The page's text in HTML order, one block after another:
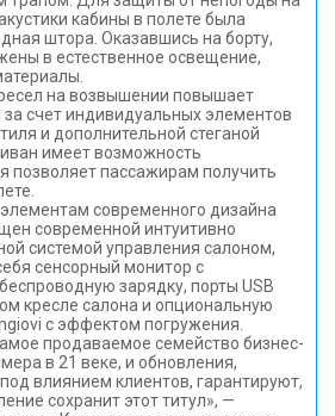
кабины в полете была
штора. Оказавшись на борту,
в естественное освещение,
на возвышении повышает
счет индивидуальных элементов
и дополнительной стеганой
имеет возможность
позволяет пассажирам получить
современного дизайна
современной интуитивно
системой управления салоном,
сенсорный монитор с
зарядку, порты USB
кресле салона и опциональную
с эффектом погружения.
продаваемое семейство бизнес-
в 21 веке, и обновления,
влиянием клиентов, гарантируют,
сохранит этот титул», —